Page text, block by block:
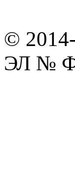
©
ЭЛ №